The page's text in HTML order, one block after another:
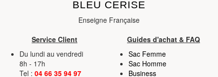
BLEU CERISE
Enseigne Française
Service Client
Guides d'achat & FAQ
Du lundi au vendredi
8h - 17h
Tel : 04 66 35 94 97
Sac Femme
Sac Homme
Business